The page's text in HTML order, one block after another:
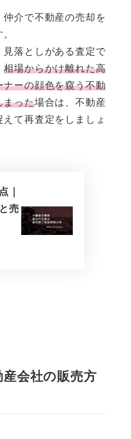
介で不動産の売却を
落としがある査定で
相場からかけ離れた高
ーの顔色を窺う不動
まった場合は、不動産
て再査定をしましょ
｜
売
会社の販売方